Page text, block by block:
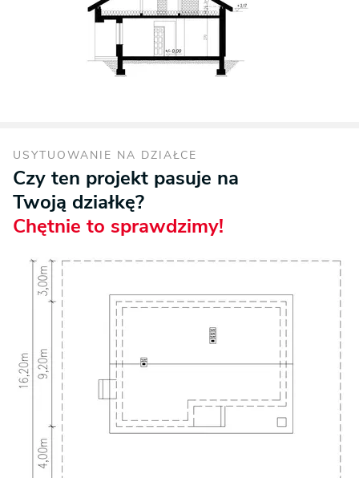
USYTUOWANIE NA DZIAŁCE
Czy ten projekt pasuje na
Twoją działkę?
Chętnie to sprawdzimy!